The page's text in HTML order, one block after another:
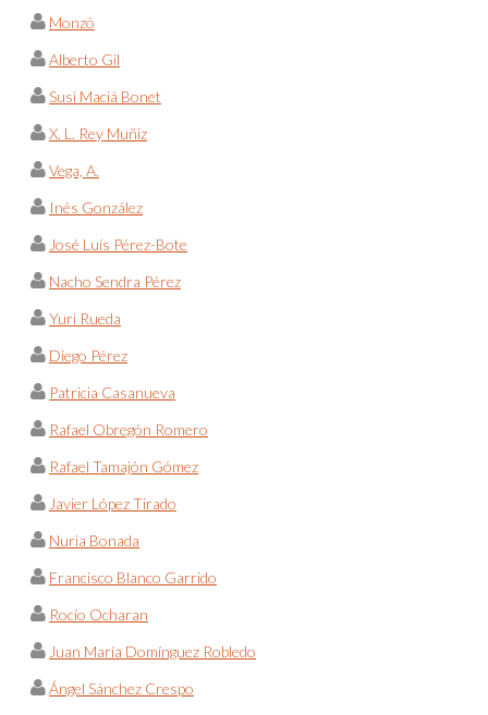
Monzó
Alberto Gil
Susi Maciá Bonet
X. L. Rey Muñiz
Vega, A.
Inés González
José Luís Pérez-Bote
Nacho Sendra Pérez
Yuri Rueda
Diego Pérez
Patricia Casanueva
Rafael Obregón Romero
Rafael Tamajón Gómez
Javier López Tirado
Nuria Bonada
Francisco Blanco Garrido
Rocío Ocharan
Juan María Domínguez Robledo
Ángel Sánchez Crespo